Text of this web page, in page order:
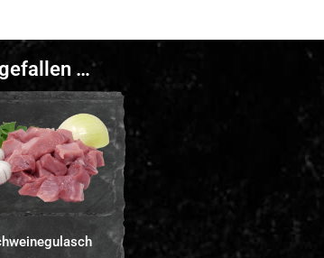
Fett
Fettsäuren
* Die angegebenen Daten
wurden berechnet, nicht
…